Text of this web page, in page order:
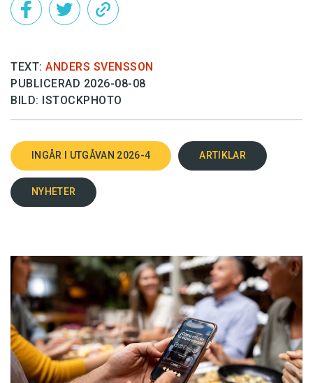
TEXT: ANDERS SVENSSON
PUBLICERAD 2026-08-08
BILD: ISTOCKPHOTO
INGÅR I UTGÅVAN 2026-4 ARTIKLAR
NYHETER